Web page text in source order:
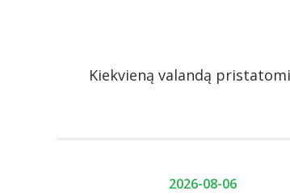
Kiekvieną valandą
2026-08-06